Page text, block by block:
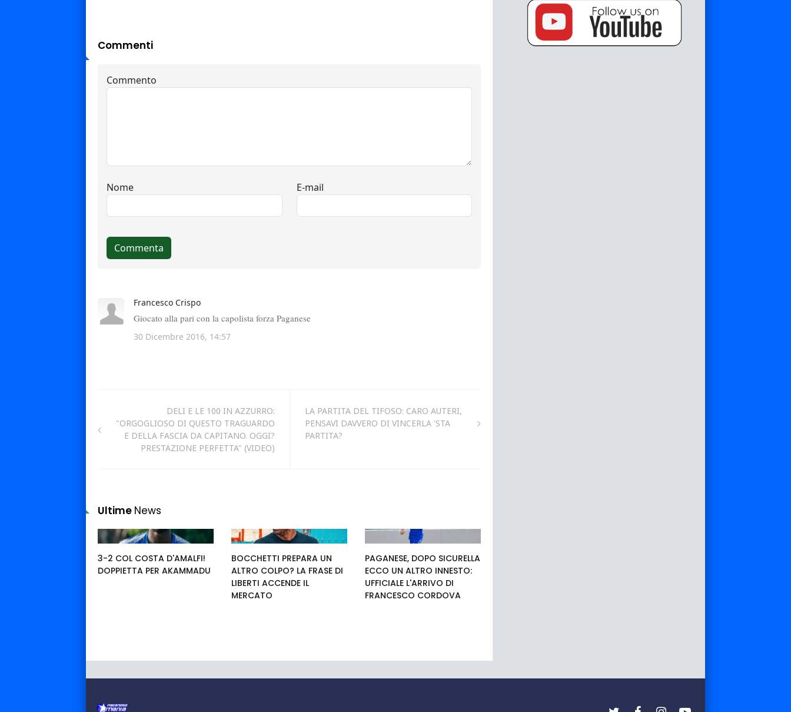
Commenti
DELI E LE 100 IN AZZURRO:
"ORGOGLIOSO DI QUESTO TRAGUARDO
E DELLA FASCIA DA CAPITANO. OGGI?
PRESTAZIONE PERFETTA" (VIDEO)
LA PARTITA DEL TIFOSO: CARO AUTERI,
PENSAVI DAVVERO DI VINCERLA 'STA
PARTITA?
Ultime News
3-2 COL COSTA D'AMALFI!
DOPPIETTA PER AKAMMADU
BOCCHETTI PREPARA UN
ALTRO COLPO? LA FRASE DI
LIBERTI ACCENDE IL
MERCATO
PAGANESE, DOPO SICURELLA
ECCO UN ALTRO INNESTO:
UFFICIALE L'ARRIVO DI
FRANCESCO CORDOVA